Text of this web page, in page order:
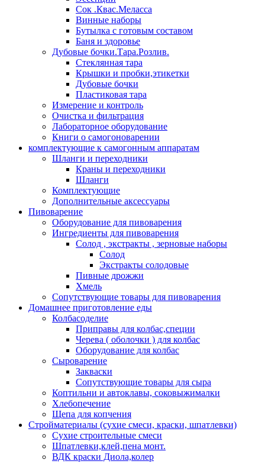
Сок .Квас.Меласса
Винные наборы
Бутылка с готовым составом
Баня и здоровье
Дубовые бочки.Тара.Розлив.
Стеклянная тара
Крышки и пробки,этикетки
Дубовые бочки
Пластиковая тара
Измерение и контроль
Очистка и фильтрация
Лабораторное оборудование
Книги о самогоноварении
комплектующие к самогонным аппаратам
Шланги и переходники
Краны и переходники
Шланги
Комплектующие
Дополнительные аксессуары
Пивоварение
Оборудование для пивоварения
Ингредиенты для пивоварения
Солод , экстракты , зерновые наборы
Солод
Экстракты солодовые
Пивные дрожжи
Хмель
Сопутствующие товары для пивоварения
Домашнее приготовление еды
Колбасоделие
Приправы для колбас,специи
Черева ( оболочки ) для колбас
Оборудование для колбас
Сыроварение
Закваски
Сопутствующие товары для сыра
Коптильни и автоклавы, соковыжималки
Хлебопечение
Щепа для копчения
Стройматериалы (сухие смеси, краски, шпатлевки)
Сухие строительные смеси
Шпатлевки,клей,пена монт.
ВДК краски Диола,колер